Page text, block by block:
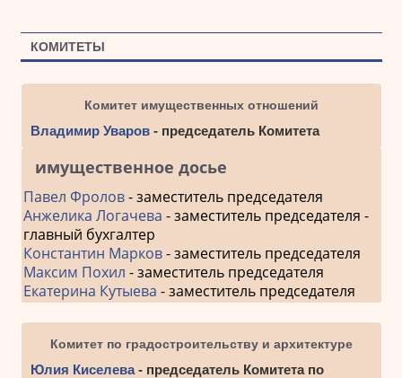
КОМИТЕТЫ
Комитет имущественных отношений
Владимир Уваров- председатель Комитета
имущественное досье
Павел Фролов- заместитель председателя
Анжелика Логачева - заместитель председателя -
главный бухгалтер
Константин Марков- заместитель председателя
Максим Похил - заместитель председателя
Екатерина Кутыева - заместитель председателя
Комитет по градостроительству и архитектуре
Юлия Киселева- председатель Комитета по